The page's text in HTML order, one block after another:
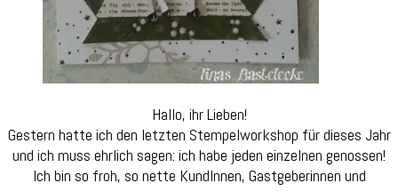
Hallo, ihr Lieben!
Gestern hatte ich den letzten Stempelworkshop für dieses Jahr
und ich muss ehrlich sagen: ich habe jeden einzelnen genossen!
Ich bin so froh, so nette KundInnen, Gastgeberinnen und